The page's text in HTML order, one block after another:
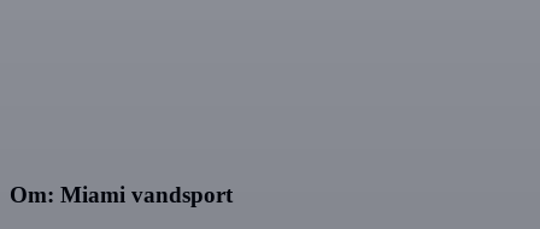
Om: Miami vandsport